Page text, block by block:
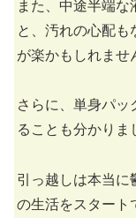
また、中途半端な
と、汚れの心配も
が楽かもしれませ
さらに、単身パッ
ることも分かりま
引っ越しは本当に
の生活をスタート